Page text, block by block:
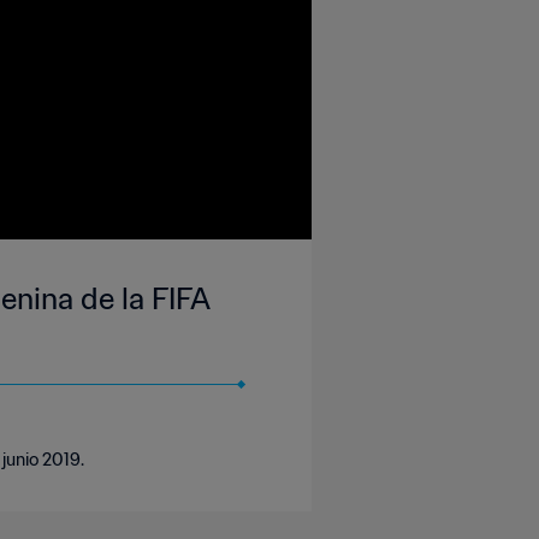
de la FIFA
2019.